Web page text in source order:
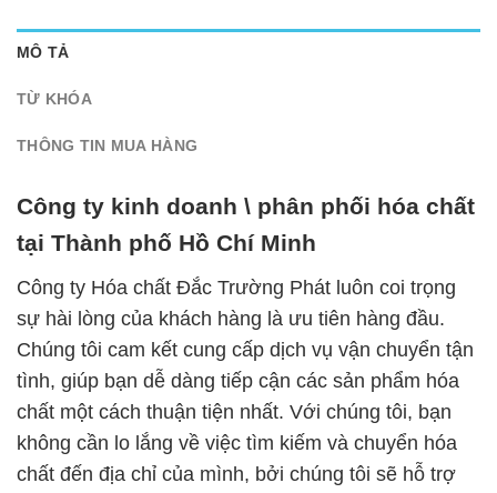
MÔ TẢ
TỪ KHÓA
THÔNG TIN MUA HÀNG
Công ty kinh doanh \ phân phối hóa chất
tại Thành phố Hồ Chí Minh
Công ty Hóa chất Đắc Trường Phát luôn coi trọng
sự hài lòng của khách hàng là ưu tiên hàng đầu.
Chúng tôi cam kết cung cấp dịch vụ vận chuyển tận
tình, giúp bạn dễ dàng tiếp cận các sản phẩm hóa
chất một cách thuận tiện nhất. Với chúng tôi, bạn
không cần lo lắng về việc tìm kiếm và chuyển hóa
chất đến địa chỉ của mình, bởi chúng tôi sẽ hỗ trợ